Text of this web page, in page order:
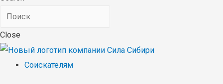
Close
Соискателям